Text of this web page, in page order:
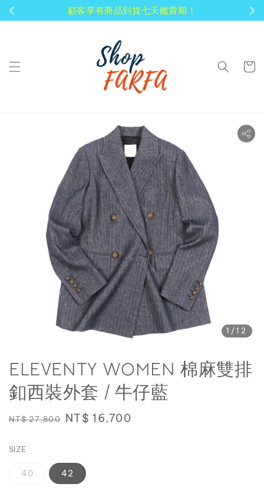
顧客享有商品到貨七天鑑賞期！
1 /12
ELEVENTY WOMEN 棉麻雙排
釦西裝外套 / 牛仔藍
Regular
NT$ 27,800 Sale
NT$ 16,700
SIZE
40 42